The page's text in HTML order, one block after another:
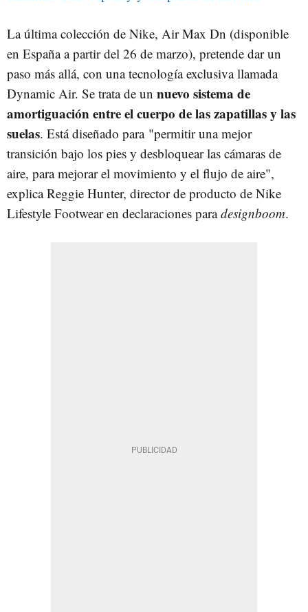
La última colección de Nike, Air Max Dn (disponible
en España a partir del 26 de marzo), pretende dar un
paso más allá, con una tecnología exclusiva llamada
Dynamic Air. Se trata de un nuevo sistema de
amortiguación entre el cuerpo de las zapatillas y las
suelas. Está diseñado para "permitir una mejor
transición bajo los pies y desbloquear las cámaras de
aire, para mejorar el movimiento y el flujo de aire",
explica Reggie Hunter, director de producto de Nike
Lifestyle Footwear en declaraciones paradesignboom.